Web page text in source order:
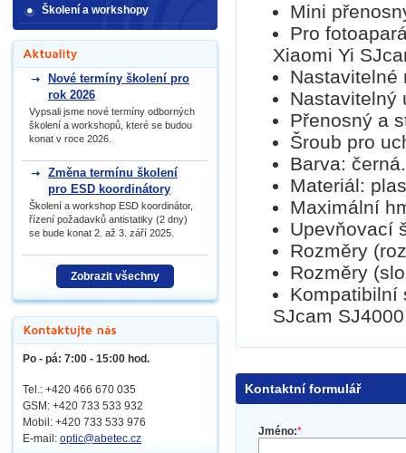
Mini
Pro
Xiaomi Yi
Nastavitelné
Nastavitelný
Přenosný a
Šroub pro
Barva: černá.
Materiál:
Maximální
Upevňovací
Rozměry
Rozměry
Kompatibilní
SJcam
Kontaktní formulář
Jméno:*
Školení a workshopy
Nové termíny školení pro
rok 2026
Vypsali jsme nové termíny odborných
školení a workshopů, které se budou
konat v roce 2026.
Změna termínu školení
pro ESD koordinátory
Školení a workshop ESD koordinátor,
řízení požadavků antistatiky (2 dny)
se bude konat 2. až 3. září 2025.
Zobrazit všechny
Po - pá: 7:00 - 15:00 hod.
Tel.: +420 466 670 035
GSM: +420 733 533 932
Mobil: +420 733 533 976
E-mail: optic@abetec.cz